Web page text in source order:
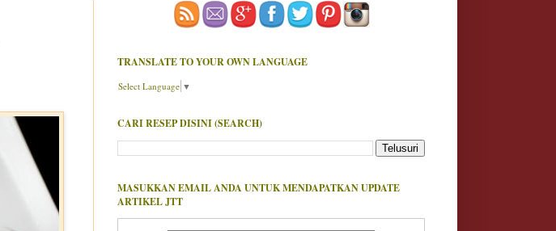
TRANSLATE TO YOUR OWN LANGUAGE
Select Language ▼
CARI RESEP DISINI (SEARCH)
MASUKKAN EMAIL ANDA UNTUK MENDAPATKAN UPDATE
ARTIKEL JTT